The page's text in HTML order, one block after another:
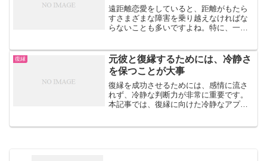
遠距離恋愛をしていると、距離がもたら
すさまざまな障害を乗り越えなければな
らないことも多いですよね。特に、一度
しかし、距離を理由に諦めてしまうのは
まだ早いかもしれません。...
復縁
元彼と復縁するためには、冷静さ
を保つことが大事
復縁を成功させるためには、感情に流さ
れず、冷静な判断力が非常に重要です。
本記事では、復縁に向けた冷静なアプロ